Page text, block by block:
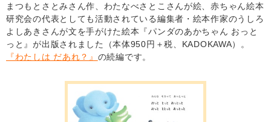
まつもとさとみさん作、わたなべさとこさんが絵、赤ちゃん絵本
研究会の代表としても活動されている編集者・絵本作家のうしろ
よしあきさんが文を手がけた絵本『パンダのあかちゃん おっと
っと』が出版されました（本体950円＋税、KADOKAWA）。
『わたしは だあれ？』 の続編です。